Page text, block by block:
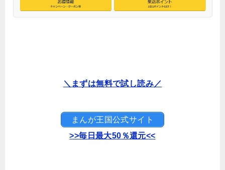
＼まずは無料で試し読み／
まんが王国公式サイト
>>毎日最大50％還元<<